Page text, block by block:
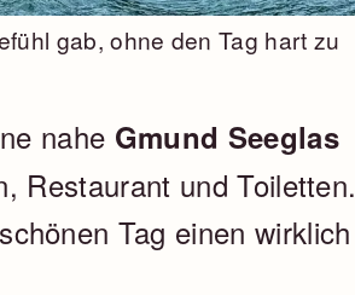
gab, ohne den Tag hart zu
nahe Gmund Seeglas
Restaurant und Toiletten.
Tag einen wirklich